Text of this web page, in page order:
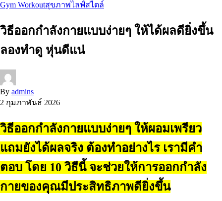
Gym Workoutสุขภาพไลฟ์สไตล์
วิธีออกกำลังกายแบบง่ายๆ ให้ได้ผลดียิ่งขึ้น
ลองทำดู หุ่นดีแน่
By admins
2 กุมภาพันธ์ 2026
วิธีออกกำลังกายแบบง่ายๆ ให้ผอมเพรียว
แถมยังได้ผลจริง ต้องทำอย่างไร เรามีคำ
ตอบ โดย 10 วิธีนี้ จะช่วยให้การออกกำลัง
กายของคุณมีประสิทธิภาพดียิ่งขึ้น